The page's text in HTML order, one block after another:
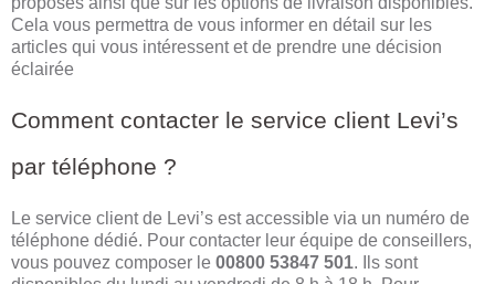
Cela vous permettra de vous informer en détail sur les
articles qui vous intéressent et de prendre une décision
éclairée
Comment contacter le service client Levi’s
par téléphone ?
Le service client de Levi’s est accessible via un numéro de
téléphone dédié. Pour contacter leur équipe de conseillers,
vous pouvez composer le 00800 53847 501. Ils sont